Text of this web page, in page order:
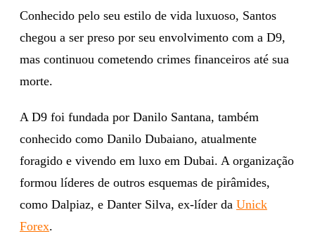
Conhecido pelo seu estilo de vida luxuoso, Santos
chegou a ser preso por seu envolvimento com a D9,
mas continuou cometendo crimes financeiros até sua
morte.
A D9 foi fundada por Danilo Santana, também
conhecido como Danilo Dubaiano, atualmente
foragido e vivendo em luxo em Dubai. A organização
formou líderes de outros esquemas de pirâmides,
como Dalpiaz, e Danter Silva, ex-líder da Unick
Forex.